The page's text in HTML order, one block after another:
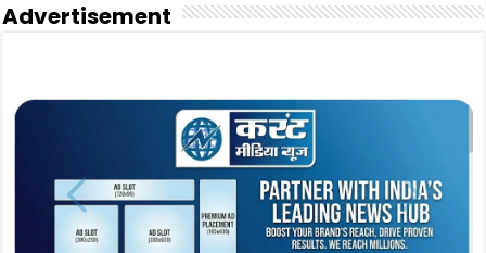
Advertisement